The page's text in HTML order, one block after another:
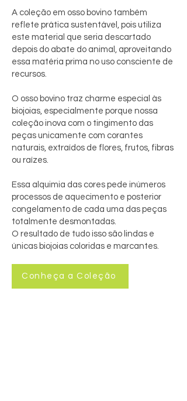
A coleção em osso bovino também
reflete prática sustentável, pois utiliza
este material que seria descartado
depois do abate do animal, aproveitando
essa matéria prima no uso consciente de
recursos.
O osso bovino traz charme especial às
biojoias, especialmente porque nossa
coleção inova com o tingimento das
peças unicamente com corantes
naturais, extraídos de flores, frutos, fibras
ou raízes.
Essa alquimia das cores pede inúmeros
processos de aquecimento e posterior
congelamento de cada uma das peças
totalmente desmontadas.
O resultado de tudo isso são lindas e
únicas biojoias coloridas e marcantes.
Conheça a Coleção